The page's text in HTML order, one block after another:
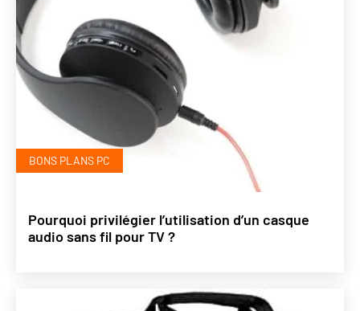
BONS PLANS PC
Pourquoi privilégier l’utilisation d’un casque
audio sans fil pour TV ?